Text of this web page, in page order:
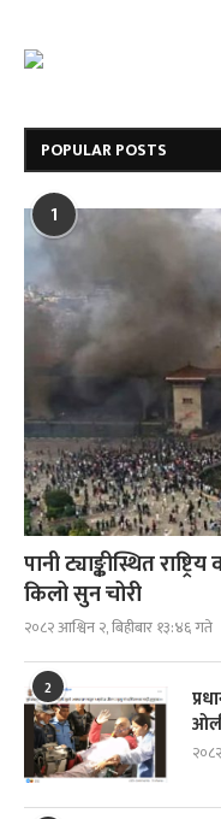
POPULAR POSTS
1
पानी ट्याङ्कीस्थित
किलो सुन चोरी
२०८२ आश्विन २, बिहीबार १३:४६ गते
2